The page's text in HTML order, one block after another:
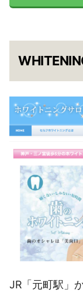
JR「元町駅」